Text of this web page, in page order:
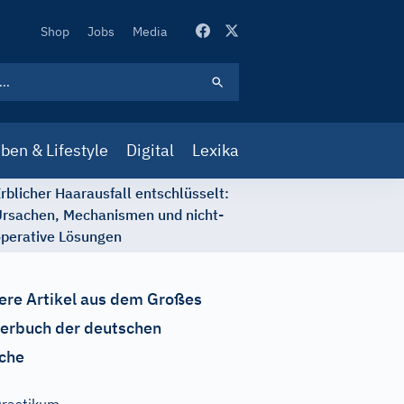
Secondary
Shop Jobs Media
& Lifestyle Digital Lexika
Haarausfall entschlüsselt:
Mechanismen und nicht-
Lösungen
Artikel aus dem Großes
der deutschen